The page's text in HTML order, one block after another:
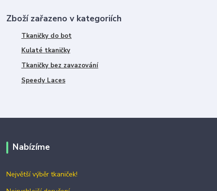
Zboží zařazeno v kategoriích
Tkaničky do bot
Kulaté tkaničky
Tkaničky bez zavazování
Speedy Laces
Nabízíme
Největší výběr tkaniček!